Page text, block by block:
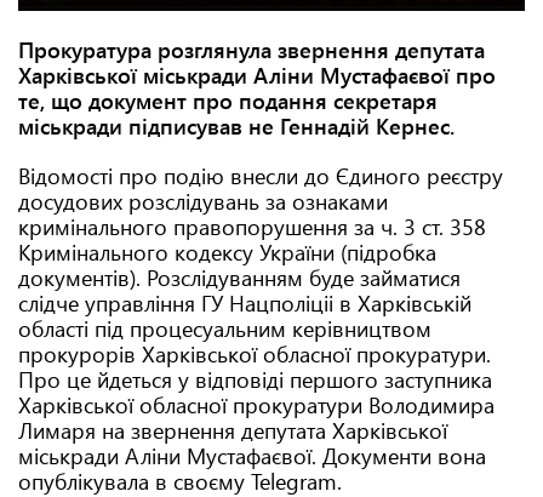
Прокуратура розглянула звернення депутата
Харківської міськради Аліни Мустафаєвої про
те, що документ про подання секретаря
міськради підписував не Геннадій Кернес.
Відомості про подію внесли до Єдиного реєстру
досудових розслідувань за ознаками
кримінального правопорушення за ч. 3 ст. 358
Кримінального кодексу України (підробка
документів). Розслідуванням буде займатися
слідче управління ГУ Нацполіціі в Харківській
області під процесуальним керівництвом
прокурорів Харківської обласної прокуратури.
Про це йдеться у відповіді першого заступника
Харківської обласної прокуратури Володимира
Лимаря на звернення депутата Харківської
міськради Аліни Мустафаєвої. Документи вона
опублікувала в своєму Telegram.